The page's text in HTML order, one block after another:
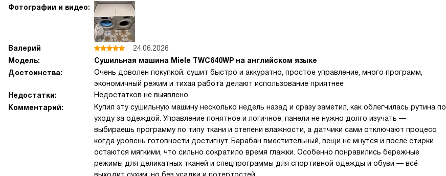
Фотографии и видео:
Валерий
24.06.2026
Модель:
Сушильная машина Miele TWC640WP на английском языке
Достоинства:
Очень доволен покупкой: сушит быстро и аккуратно, простое управление, много программ,
экономичный режим и тихая работа делают использование приятнее
Недостатки:
Недостатков не выявлено
Комментарий:
Купил эту сушильную машину несколько недель назад и сразу заметил, как облегчилась рутина по
уходу за одеждой. Управление понятное и логичное, панели не нужно долго изучать —
выбираешь программу по типу ткани и степени влажности, а датчики сами отключают процесс,
когда уровень готовности достигнут. Барабан вместительный, вещи не мнутся и после стирки
остаются мягкими, что сильно сократило время глажки. Особенно понравились бережные
режимы для деликатных тканей и спецпрограммы для спортивной одежды и обуви — всё